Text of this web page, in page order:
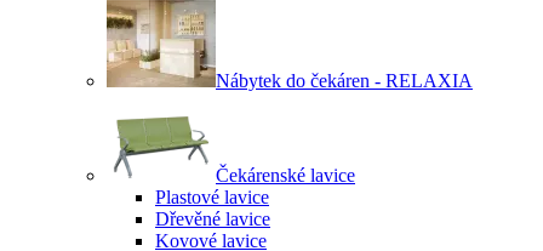
Nábytek do čekáren - RELAXIA
Čekárenské lavice
Plastové lavice
Dřevěné lavice
Kovové lavice